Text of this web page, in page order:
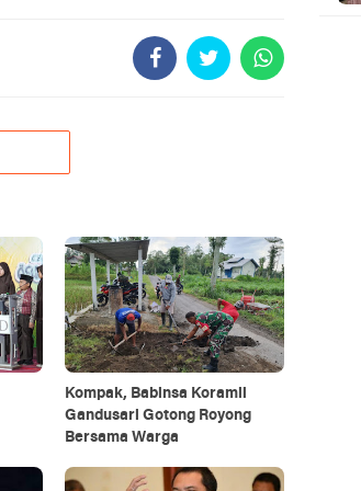
Kompak, Babinsa Koramil
Gandusari Gotong Royong
Bersama Warga